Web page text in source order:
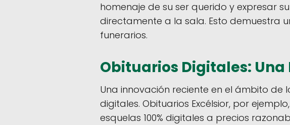
homenaje de su ser querido y expresar
directamente a la sala​. Esto demuestra
funerarios.
Obituarios Digitales:
Una innovación reciente en el ámbito de
digitales. Obituarios Excélsior, por
esquelas 100% digitales a precios